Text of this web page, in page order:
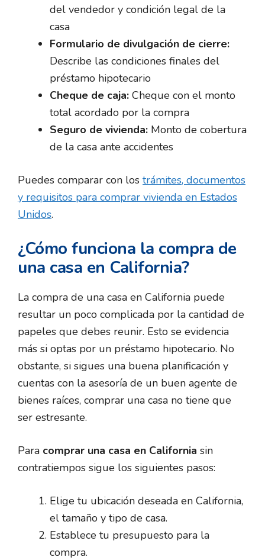
del vendedor y condición legal de la
casa
Formulario de divulgación de cierre:
Describe las condiciones finales del
préstamo hipotecario
Cheque de caja: Cheque con el monto
total acordado por la compra
Seguro de vivienda: Monto de cobertura
de la casa ante accidentes
Puedes comparar con los trámites, documentos
y requisitos para comprar vivienda en Estados
Unidos.
¿Cómo funciona la compra de
una casa en California?
La compra de una casa en California puede
resultar un poco complicada por la cantidad de
papeles que debes reunir. Esto se evidencia
más si optas por un préstamo hipotecario. No
obstante, si sigues una buena planificación y
cuentas con la asesoría de un buen agente de
bienes raíces, comprar una casa no tiene que
ser estresante.
Para comprar una casa en California sin
contratiempos sigue los siguientes pasos:
Elige tu ubicación deseada en California,
el tamaño y tipo de casa.
Establece tu presupuesto para la
compra.